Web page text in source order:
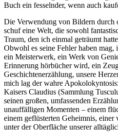
Buch ein fesselnder, wenn auch
Die Verwendung von Bildern durch
schuf eine Welt, die sowohl
Traum, den ich einmal geträumt
Obwohl es seine Fehler haben mag,
ein Meisterwerk, ein Werk von
Erinnerung hörbücher wird, ein
Geschichtenerzählung, unsere
mich lag der wahre
Kaisers Claudius (Sammlung
seinen großen, umfassenden
unauffälligen Momenten – einem
einem geflüsterten Geheimnis,
unter der Oberfläche unserer